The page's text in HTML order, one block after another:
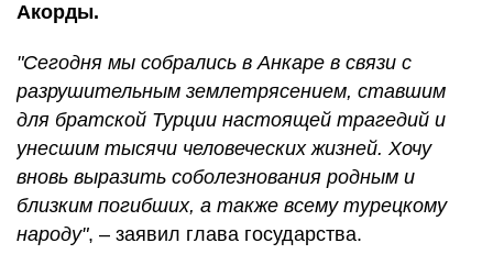
Акорды.
"Сегодня мы собрались в Анкаре в связи с
разрушительным землетрясением, ставшим
для братской Турции настоящей трагедий и
унесшим тысячи человеческих жизней. Хочу
вновь выразить соболезнования родным и
близким погибших, а также всему турецкому
народу", – заявил глава государства.